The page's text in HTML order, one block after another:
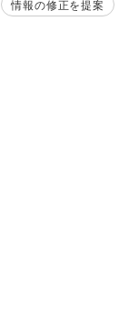
情報の修正を提案